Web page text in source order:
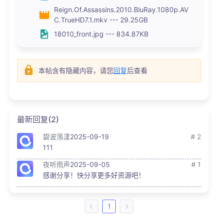
Reign.Of.Assassins.2010.BluRay.1080p.AV
C.TrueHD7.1.mkv --- 29.25GB
18010_front.jpg --- 834.87KB
本帖含有隐藏内容，请您回复后查看
最新回复(2)
碧波荡漾2025-09-19
# 2
111
夜听雨声2025-09-05
# 1
感谢分享！快分享更多好资源吧！
1